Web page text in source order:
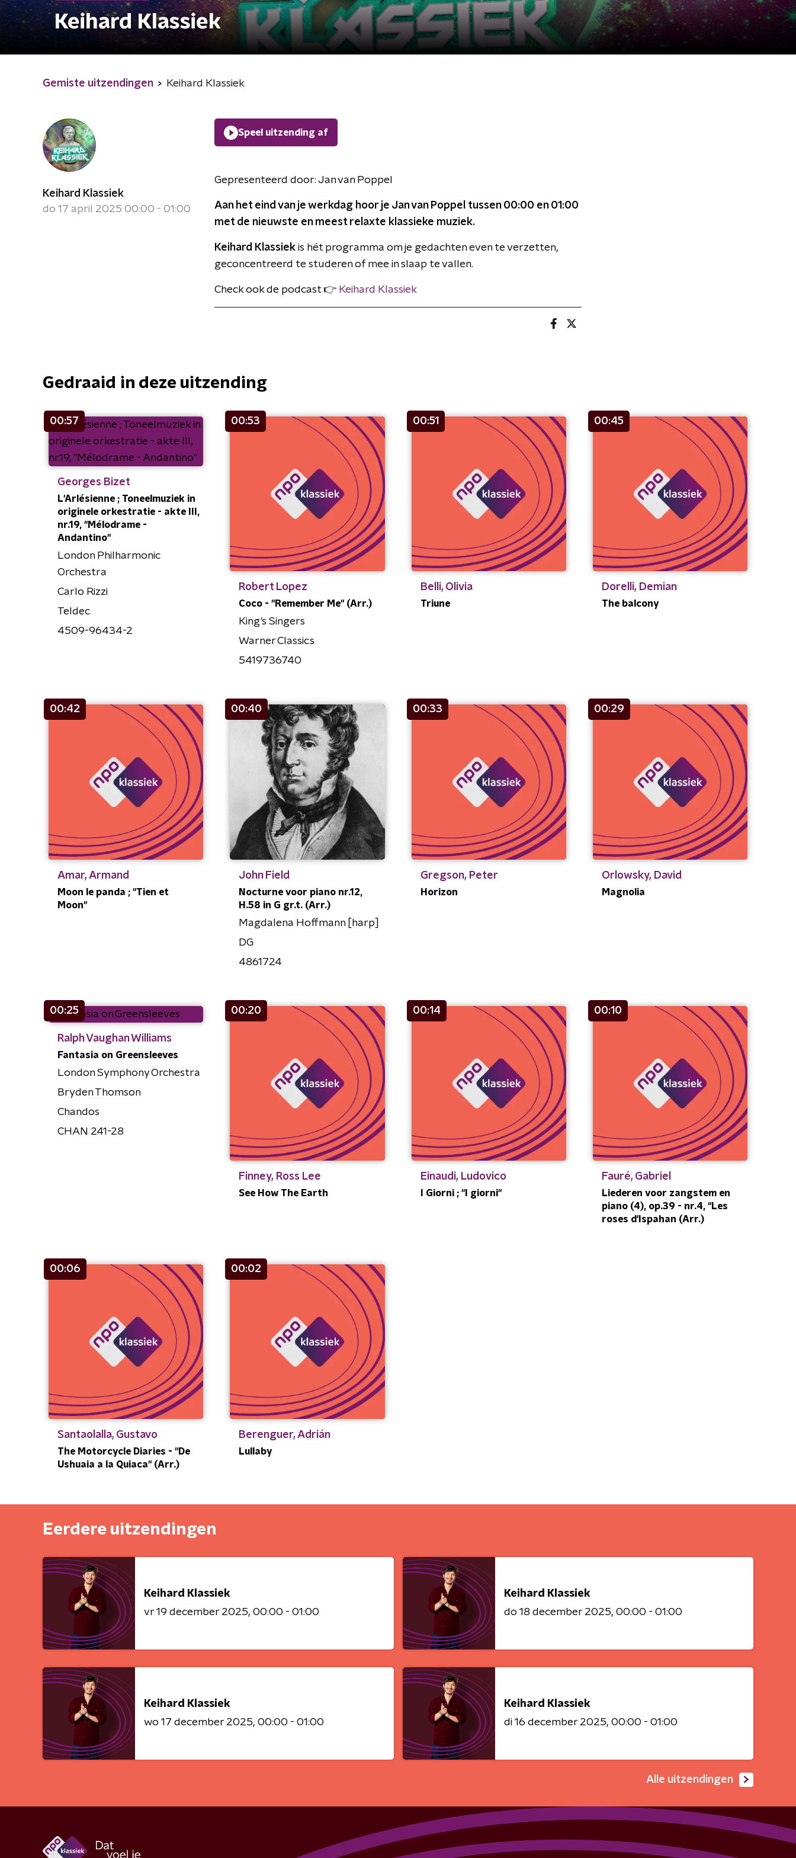
Keihard Klassiek
Gemiste uitzendingen Keihard Klassiek
Keihard Klassiek
do 17 april 2025 00:00 - 01:00
Speel uitzending af
Gepresenteerd door: Jan van Poppel
Aan het eind van je werkdag hoor je Jan van Poppel tussen 00:00 en 01:00
met de nieuwste en meest relaxte klassieke muziek.
Keihard Klassiek is hét programma om je gedachten even te verzetten,
geconcentreerd te studeren of mee in slaap te vallen.
Check ook de podcast 👉 Keihard Klassiek
Gedraaid in deze uitzending
00:57
Georges Bizet
L'Arlésienne ; Toneelmuziek in
originele orkestratie - akte III,
nr.19, "Mélodrame -
Andantino"
London Philharmonic
Orchestra
Carlo Rizzi
Teldec
4509-96434-2
00:53
Robert Lopez
Coco - "Remember Me" (Arr.)
King's Singers
Warner Classics
5419736740
00:51
Belli, Olivia
Triune
00:45
Dorelli, Demian
The balcony
00:42
Amar, Armand
Moon le panda ; "Tien et
Moon"
00:40
John Field
Nocturne voor piano nr.12,
H.58 in G gr.t. (Arr.)
Magdalena Hoffmann [harp]
DG
4861724
00:33
Gregson, Peter
Horizon
00:29
Orlowsky, David
Magnolia
00:25
Ralph Vaughan Williams
Fantasia on Greensleeves
London Symphony Orchestra
Bryden Thomson
Chandos
CHAN 241-28
00:20
Finney, Ross Lee
See How The Earth
00:14
Einaudi, Ludovico
I Giorni ; "I giorni"
00:10
Fauré, Gabriel
Liederen voor zangstem en
piano (4), op.39 - nr.4, "Les
roses d'Ispahan (Arr.)
00:06
Santaolalla, Gustavo
The Motorcycle Diaries - "De
Ushuaia a la Quiaca" (Arr.)
00:02
Berenguer, Adrián
Lullaby
Eerdere uitzendingen
Keihard Klassiek
vr 19 december 2025 00:00 - 01:00
Keihard Klassiek
do 18 december 2025 00:00 - 01:00
Keihard Klassiek
wo 17 december 2025 00:00 - 01:00
Keihard Klassiek
di 16 december 2025 00:00 - 01:00
Alle uitzendingen